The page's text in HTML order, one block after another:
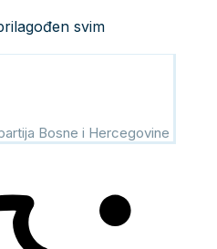
svim
Bosne i Hercegovine